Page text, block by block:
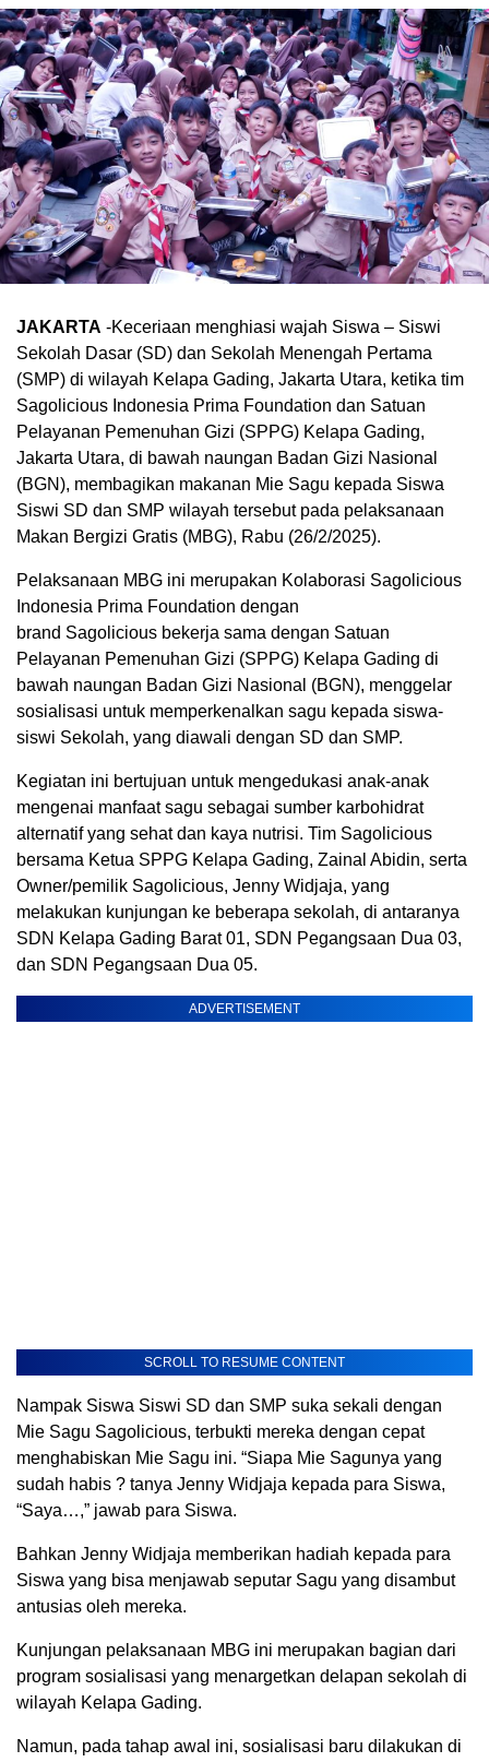
JAKARTA -Keceriaan menghiasi wajah Siswa – Siswi
Sekolah Dasar (SD) dan Sekolah Menengah Pertama
(SMP) di wilayah Kelapa Gading, Jakarta Utara, ketika tim
Sagolicious Indonesia Prima Foundation dan Satuan
Pelayanan Pemenuhan Gizi (SPPG) Kelapa Gading,
Jakarta Utara, di bawah naungan Badan Gizi Nasional
(BGN), membagikan makanan Mie Sagu kepada Siswa
Siswi SD dan SMP wilayah tersebut pada pelaksanaan
Makan Bergizi Gratis (MBG), Rabu (26/2/2025).
Pelaksanaan MBG ini merupakan Kolaborasi Sagolicious
Indonesia Prima Foundation dengan
brand Sagolicious bekerja sama dengan Satuan
Pelayanan Pemenuhan Gizi (SPPG) Kelapa Gading di
bawah naungan Badan Gizi Nasional (BGN), menggelar
sosialisasi untuk memperkenalkan sagu kepada siswa-
siswi Sekolah, yang diawali dengan SD dan SMP.
Kegiatan ini bertujuan untuk mengedukasi anak-anak
mengenai manfaat sagu sebagai sumber karbohidrat
alternatif yang sehat dan kaya nutrisi. Tim Sagolicious
bersama Ketua SPPG Kelapa Gading, Zainal Abidin, serta
Owner/pemilik Sagolicious, Jenny Widjaja, yang
melakukan kunjungan ke beberapa sekolah, di antaranya
SDN Kelapa Gading Barat 01, SDN Pegangsaan Dua 03,
dan SDN Pegangsaan Dua 05.
ADVERTISEMENT
SCROLL TO RESUME CONTENT
Nampak Siswa Siswi SD dan SMP suka sekali dengan
Mie Sagu Sagolicious, terbukti mereka dengan cepat
menghabiskan Mie Sagu ini. “Siapa Mie Sagunya yang
sudah habis ? tanya Jenny Widjaja kepada para Siswa,
“Saya…,” jawab para Siswa.
Bahkan Jenny Widjaja memberikan hadiah kepada para
Siswa yang bisa menjawab seputar Sagu yang disambut
antusias oleh mereka.
Kunjungan pelaksanaan MBG ini merupakan bagian dari
program sosialisasi yang menargetkan delapan sekolah di
wilayah Kelapa Gading.
Namun, pada tahap awal ini, sosialisasi baru dilakukan di